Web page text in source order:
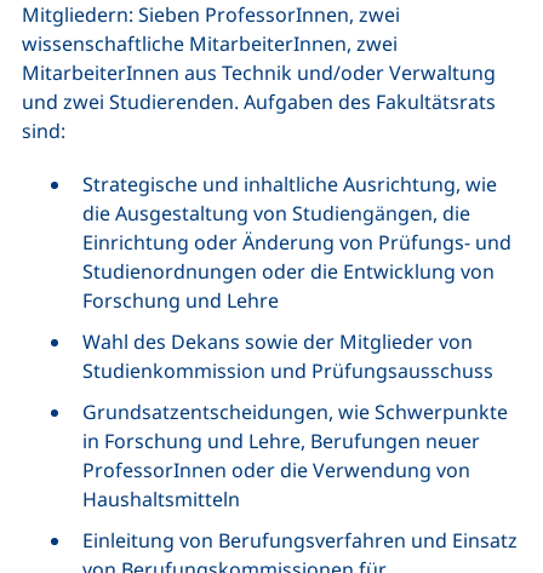
Mitgliedern: Sieben ProfessorInnen, zwei
wissenschaftliche MitarbeiterInnen, zwei
MitarbeiterInnen aus Technik und/oder Verwaltung
und zwei Studierenden. Aufgaben des Fakultätsrats
sind:
Strategische und inhaltliche Ausrichtung, wie
die Ausgestaltung von Studiengängen, die
Einrichtung oder Änderung von Prüfungs- und
Studienordnungen oder die Entwicklung von
Forschung und Lehre
Wahl des Dekans sowie der Mitglieder von
Studienkommission und Prüfungsausschuss
Grundsatzentscheidungen, wie Schwerpunkte
in Forschung und Lehre, Berufungen neuer
ProfessorInnen oder die Verwendung von
Haushaltsmitteln
Einleitung von Berufungsverfahren und Einsatz